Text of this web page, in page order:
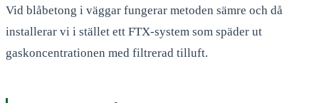
Vid blåbetong i väggar fungerar metoden sämre och då
installerar vi i stället ett FTX-system som späder ut
gaskoncentrationen med filtrerad tilluft.